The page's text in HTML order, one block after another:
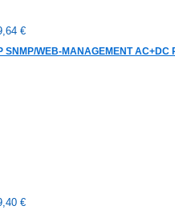
€
SNMP/WEB-MANAGEMENT AC+DC
€